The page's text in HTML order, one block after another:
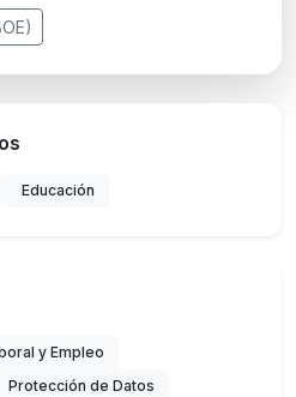
Educación
y Empleo
Protección de Datos